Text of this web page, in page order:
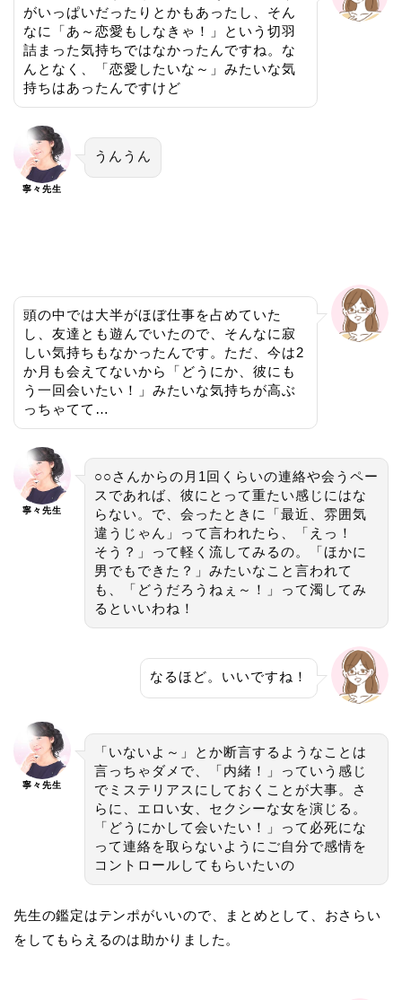
がいっぱいだったりとかもあったし、そん
なに「あ～恋愛もしなきゃ！」という切羽
詰まった気持ちではなかったんですね。な
んとなく、「恋愛したいな～」みたいな気
持ちはあったんですけど
寧々先生
うんうん
頭の中では大半がほぼ仕事を占めていた
し、友達とも遊んでいたので、そんなに寂
しい気持ちもなかったんです。ただ、今は2
か月も会えてないから「どうにか、彼にも
う一回会いたい！」みたいな気持ちが高ぶ
っちゃてて…
寧々先生
○○さんからの月1回くらいの連絡や会うペー
スであれば、彼にとって重たい感じにはな
らない。で、会ったときに「最近、雰囲気
違うじゃん」って言われたら、「えっ！
そう？」って軽く流してみるの。「ほかに
男でもできた？」みたいなこと言われて
も、「どうだろうねぇ～！」って濁してみ
るといいわね！
なるほど。いいですね！
寧々先生
「いないよ～」とか断言するようなことは
言っちゃダメで、「内緒！」っていう感じ
でミステリアスにしておくことが大事。さ
らに、エロい女、セクシーな女を演じる。
「どうにかして会いたい！」って必死にな
って連絡を取らないようにご自分で感情を
コントロールしてもらいたいの
先生の鑑定はテンポがいいので、まとめとして、おさらい
をしてもらえるのは助かりました。